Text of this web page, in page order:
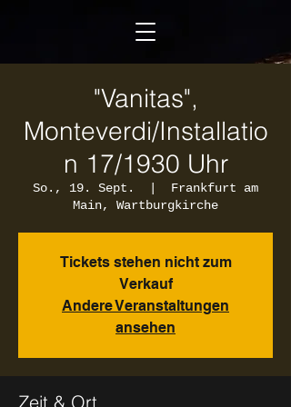
"Vanitas",
Monteverdi/Installatio
n 17/1930 Uhr
So., 19. Sept.
Frankfurt am
Main, Wartburgkirche
Tickets stehen nicht zum
Verkauf
Andere Veranstaltungen
ansehen
Zeit & Ort